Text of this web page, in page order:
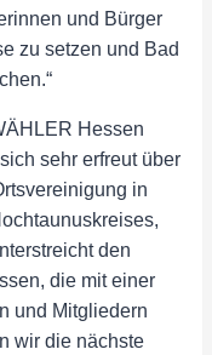
und Bürger
zu setzen und Bad
Hessen
sehr erfreut über
in
den
die mit einer
und Mitgliedern
wir die nächste